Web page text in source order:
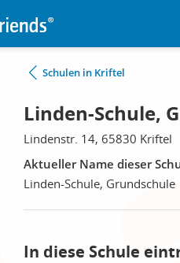
Schulen in Kriftel
Linden-Schule,
Lindenstr. 14, 65830 Kriftel
Aktueller Name dieser
Linden-Schule, Grundschule
In diese Schule